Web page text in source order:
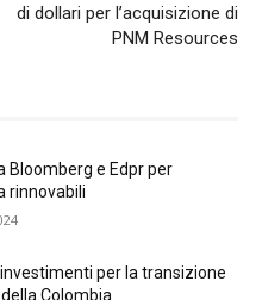
di dollari per l’acquisizione di
PNM Resources
Bloomberg e Edpr per
rinnovabili
investimenti per la transizione
Colombia